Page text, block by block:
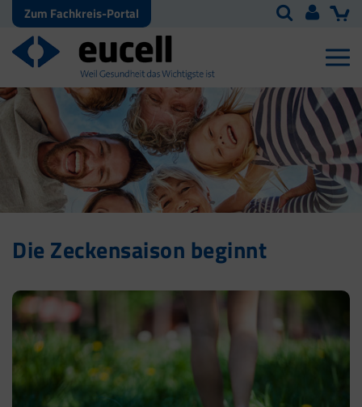
Zum Fachkreis-Portal
Die Zeckensaison beginnt